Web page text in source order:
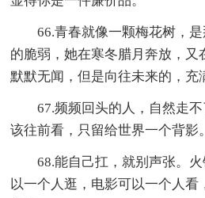
66.青春就像一颗梅花树，是
的脆弱，她在寒冬腊月奔放，又
默默无闻，但是向往未来的，充
67.频频回头的人，自然走不
该往前看，只留给世界一个背影。
68.能自己扛，就别声张。火
以一个人逛，电影可以一个人看